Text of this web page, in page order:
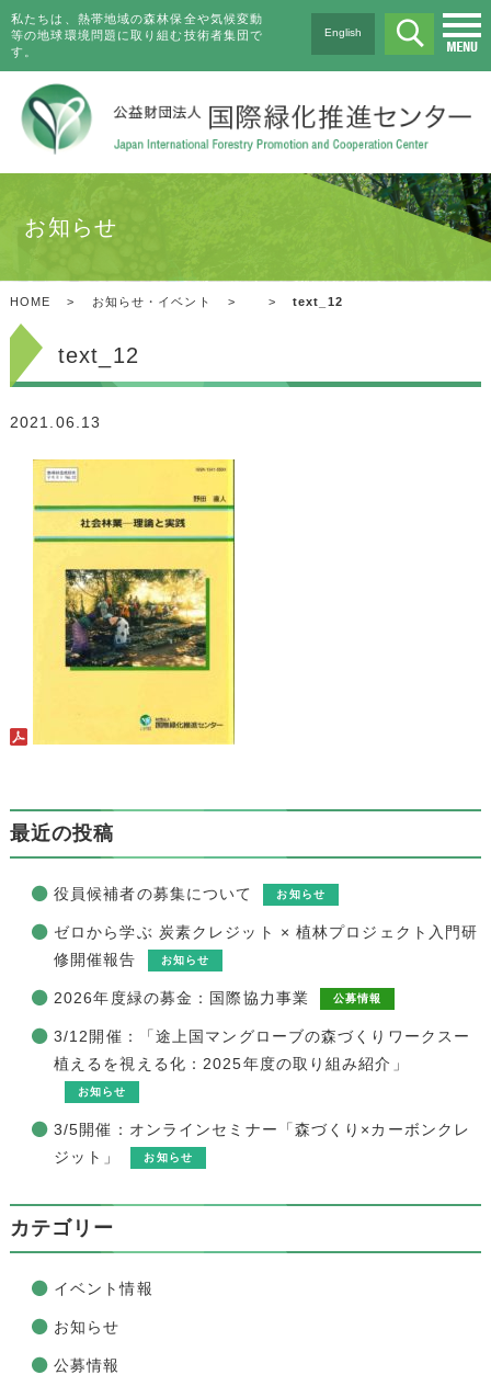
私たちは、熱帯地域の森林保全や気候変動
等の地球環境問題に取り組む技術者集団で
す。
English
お知らせ
HOME > お知らせ・イベント > > text_12
text_12
2021.06.13
最近の投稿
役員候補者の募集について お知らせ
ゼロから学ぶ 炭素クレジット × 植林プロジェクト入門研
修開催報告
お知らせ
2026年度緑の募金：国際協力事業 公募情報
3/12開催：「途上国マングローブの森づくりワークスー
植えるを視える化：2025年度の取り組み紹介」
お知らせ
3/5開催：オンラインセミナー「森づくり×カーボンクレ
ジット」
お知らせ
カテゴリー
イベント情報
お知らせ
公募情報